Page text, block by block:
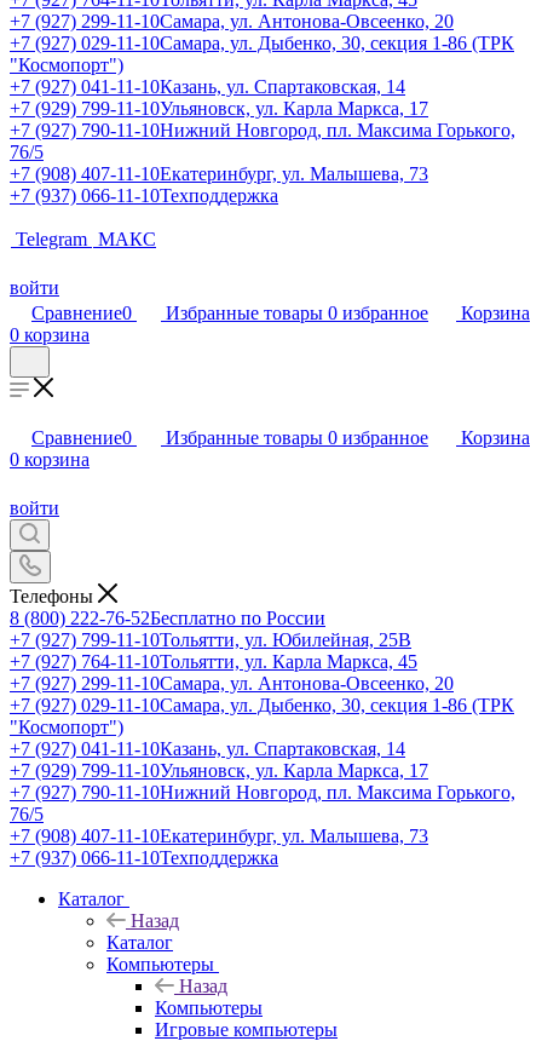
+7 (927) 299-11-10Самара, ул. Антонова-Овсеенко, 20
+7 (927) 029-11-10Самара, ул. Дыбенко, 30, секция 1-86 (ТРК
"Космопорт")
+7 (927) 041-11-10Казань, ул. Спартаковская, 14
+7 (929) 799-11-10Ульяновск, ул. Карла Маркса, 17
+7 (927) 790-11-10Нижний Новгород, пл. Максима Горького,
76/5
+7 (908) 407-11-10Екатеринбург, ул. Малышева, 73
+7 (937) 066-11-10Техподдержка
Telegram МАКС
войти
Сравнение0 Избранные товары 0 избранное
Корзина
0 корзина
Сравнение0 Избранные товары 0 избранное
Корзина
0 корзина
войти
Телефоны
8 (800) 222-76-52Бесплатно по России
+7 (927) 799-11-10Тольятти, ул. Юбилейная, 25В
+7 (927) 764-11-10Тольятти, ул. Карла Маркса, 45
+7 (927) 299-11-10Самара, ул. Антонова-Овсеенко, 20
+7 (927) 029-11-10Самара, ул. Дыбенко, 30, секция 1-86 (ТРК
"Космопорт")
+7 (927) 041-11-10Казань, ул. Спартаковская, 14
+7 (929) 799-11-10Ульяновск, ул. Карла Маркса, 17
+7 (927) 790-11-10Нижний Новгород, пл. Максима Горького,
76/5
+7 (908) 407-11-10Екатеринбург, ул. Малышева, 73
+7 (937) 066-11-10Техподдержка
Каталог
Назад
Каталог
Компьютеры
Назад
Компьютеры
Игровые компьютеры